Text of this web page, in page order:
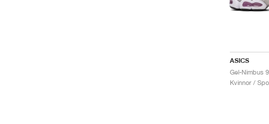
ASICS
Gel-Nimbus
Kvinnor /